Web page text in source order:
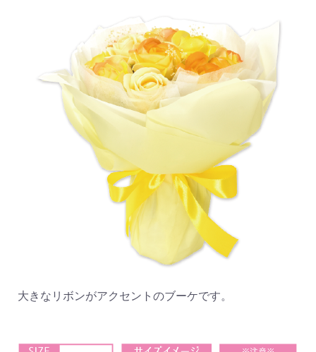
大きなリボンがアクセントのブーケです。